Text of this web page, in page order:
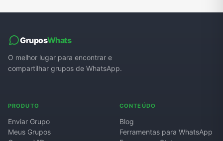
GruposWhats
O melhor lugar para encontrar e
compartilhar grupos de WhatsApp.
PRODUTO
Enviar Grupo
Meus Grupos
CONTEÚDO
Blog
Ferramentas para WhatsApp